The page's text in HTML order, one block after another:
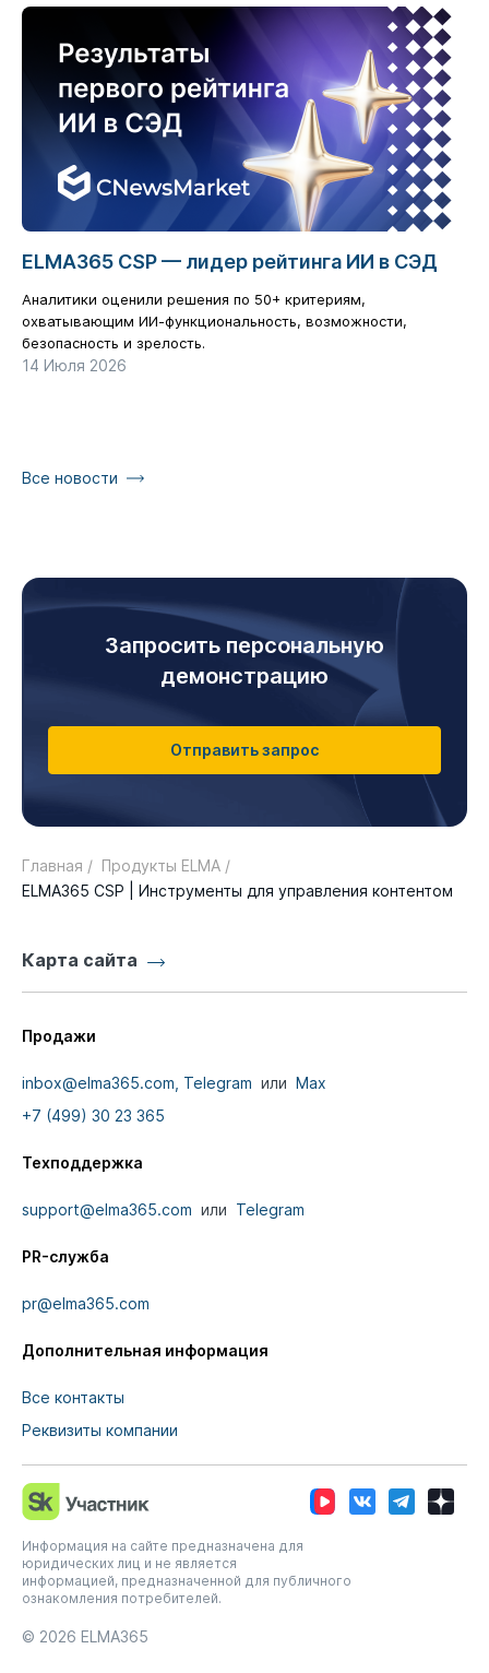
ELMA365 CSP — лидер рейтинга ИИ в СЭД
Аналитики оценили решения по 50+ критериям,
охватывающим ИИ-функциональность, возможности,
безопасность и зрелость.
14 Июля 2026
Все новости
Запросить персональную
демонстрацию
Отправить запрос
Главная / Продукты ELMA /
ELMA365 CSP | Инструменты для управления контентом
Карта сайта
Продажи
inbox@elma365.com, Telegram или Max
+7 (499) 30 23 365
Техподдержка
support@elma365.com или Telegram
PR-служба
pr@elma365.com
Дополнительная информация
Все контакты
Реквизиты компании
Информация на сайте предназначена для
юридических лиц и не является
информацией, предназначенной для публичного
ознакомления потребителей.
© 2026 ELMA365